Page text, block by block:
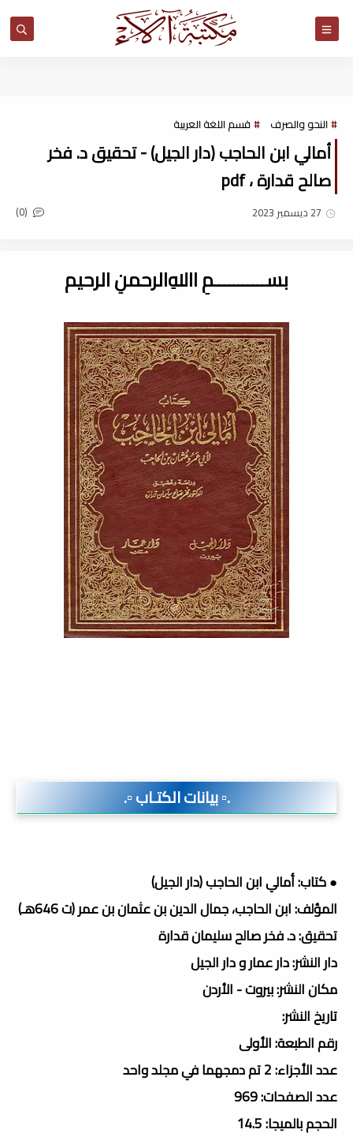
النحو والصرف قسم اللغة العربية
أمالي ابن الحاجب (دار الجيل) - تحقيق د. فخر
صالح قدارة ، pdf
27 ديسمبر 2023 (0)
بســـــــــــمِ اﷲِالرحمنِ الرحيم
.▫️ بيانات الكتـاب ▫️.
● كتاب: أمالي ابن الحاجب (دار الجيل)
المؤلف: ابن الحاجب، جمال الدين بن عثمان بن عمر (ت 646هـ)
تحقيق: د. فخر صالح سليمان قدارة
دار النشر: دار عمار و دار الجيل
مكان النشر: بيروت - الأردن
تاريخ النشر:
رقم الطبعة: الأولى
عدد الأجزاء: 2 تم دمجهما في مجلد واحد
عدد الصفحات: 969
الحجم بالميجا: 14.5